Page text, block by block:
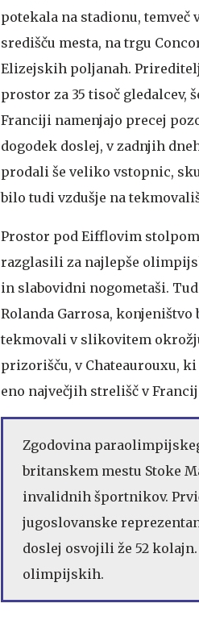
potekala na stadionu, temveč
središču mesta, na trgu
Elizejskih poljanah.
prostor za 35 tisoč gledalcev,
Franciji namenjajo precej
dogodek doslej, v zadnjih
prodali še veliko vstopnic,
bilo tudi vzdušje na
Prostor pod Eifflovim
razglasili za najlepše
in slabovidni nogometaši.
Rolanda Garrosa,
tekmovali v slikovitem
prizorišču, v Chateaurouxu,
eno največjih strelišč v
Zgodovina
britanskem mestu Stoke
invalidnih športnikov.
jugoslovanske
doslej osvojili že 52
olimpijskih.